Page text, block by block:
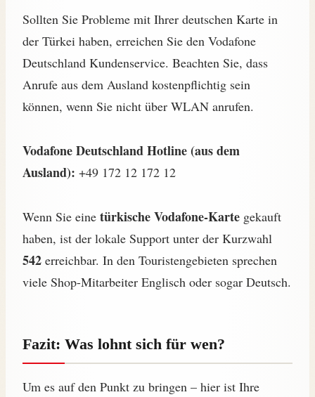
Sollten Sie Probleme mit Ihrer deutschen Karte in
der Türkei haben, erreichen Sie den Vodafone
Deutschland Kundenservice. Beachten Sie, dass
Anrufe aus dem Ausland kostenpflichtig sein
können, wenn Sie nicht über WLAN anrufen.
Vodafone Deutschland Hotline (aus dem
Ausland): +49 172 12 172 12
Wenn Sie eine türkische Vodafone-Karte gekauft
haben, ist der lokale Support unter der Kurzwahl
542 erreichbar. In den Touristengebieten sprechen
viele Shop-Mitarbeiter Englisch oder sogar Deutsch.
Fazit: Was lohnt sich für wen?
Um es auf den Punkt zu bringen – hier ist Ihre